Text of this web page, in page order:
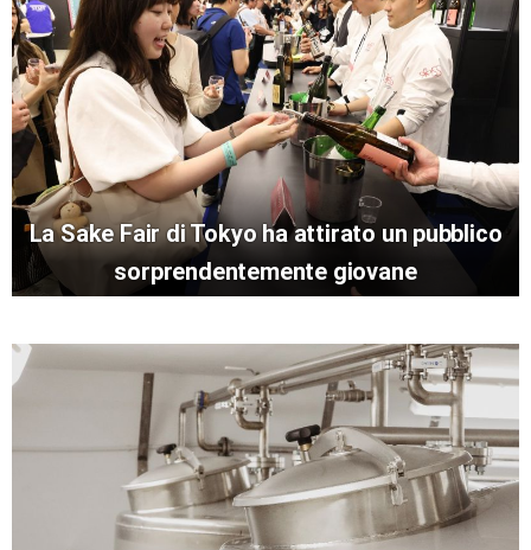
La Sake Fair di Tokyo ha attirato un pubblico
sorprendentemente giovane